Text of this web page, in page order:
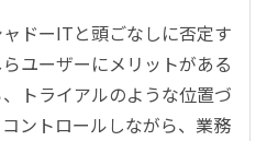
ドーITと頭ごなしに否定す
ユーザーにメリットがある
トライアルのような位置づ
ントロールしながら、業務